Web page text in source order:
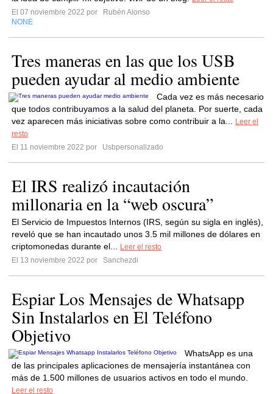
El 07 noviembre 2022 por
Rubén Alonso
NONE
Tres maneras en las que los USB
pueden ayudar al medio ambiente
Cada vez es más necesario
que todos contribuyamos a la salud del planeta. Por suerte, cada
vez aparecen más iniciativas sobre como contribuir a la...
Leer el
resto
El 11 noviembre 2022 por
Usbpersonalizado
El IRS realizó incautación
millonaria en la “web oscura”
El Servicio de Impuestos Internos (IRS, según su sigla en inglés),
reveló que se han incautado unos 3.5 mil millones de dólares en
criptomonedas durante el...
Leer el resto
El 13 noviembre 2022 por
Sanchezdi
Espiar Los Mensajes de Whatsapp
Sin Instalarlos en El Teléfono
Objetivo
WhatsApp es una
de las principales aplicaciones de mensajería instantánea con
más de 1.500 millones de usuarios activos en todo el mundo.
Leer el resto